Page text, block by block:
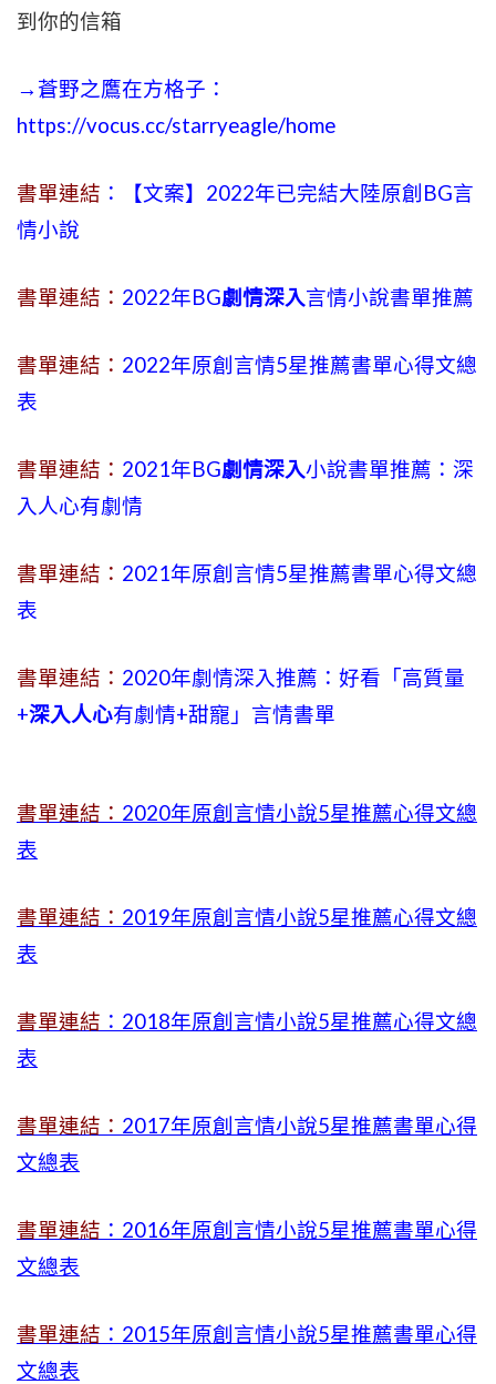
到你的信箱
→蒼野之鷹在方格子：
https://vocus.cc/starryeagle/home
書單連結 ：【文案】2022年已完結大陸原創BG言
情小說
書單連結： 2022年BG劇情深入言情小說書單推薦
書單連結： 2022年原創言情5星推薦書單心得文總
表
書單連結： 2021年BG劇情深入小說書單推薦：深
入人心有劇情
書單連結： 2021年原創言情5星推薦書單心得文總
表
書單連結： 2020年劇情深入推薦：好看「高質量
+深入人心有劇情+甜寵」言情書單
書單連結： 2020年原創言情小說5星推薦心得文總
表
書單連結： 2019年原創言情小說5星推薦心得文總
表
書單連結 ：2018年原創言情小說5星推薦心得文總
表
書單連結： 2017年原創言情小說5星推薦書單心得
文總表
書單連結 ：2016年原創言情小說5星推薦書單心得
文總表
書單連結 ：2015年原創言情小說5星推薦書單心得
文總表